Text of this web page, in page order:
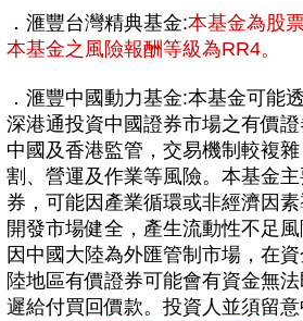
．滙豐台灣精典基金:本基金為股
本基金之風險報酬等級為RR4。
．滙豐中國動力基金:本基金可能
深港通投資中國證券市場之有價
中國及香港監管，交易機制較複
割、營運及作業等風險。本基金
券，可能因產業循環或非經濟因
開發市場健全，產生流動性不足
因中國大陸為外匯管制市場，在
陸地區有價證券可能會有資金無
遲給付買回價款。投資人並須留